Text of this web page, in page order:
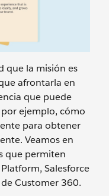
que la misión es
afrontarla en
que puede
ejemplo, cómo
para obtener
Veamos en
que permiten
Salesforce
Customer 360.